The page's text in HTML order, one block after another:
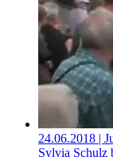
24.06.2018 |
Sylvia Schulz